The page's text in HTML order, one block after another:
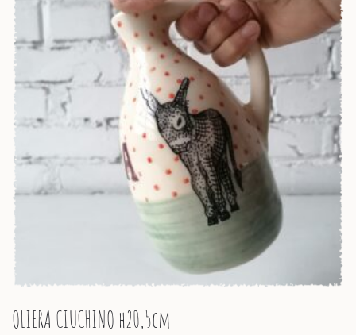
OLIERA CIUCHINO h20,5cm